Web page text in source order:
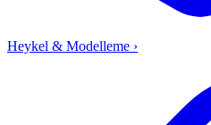
Heykel & Modelleme ›